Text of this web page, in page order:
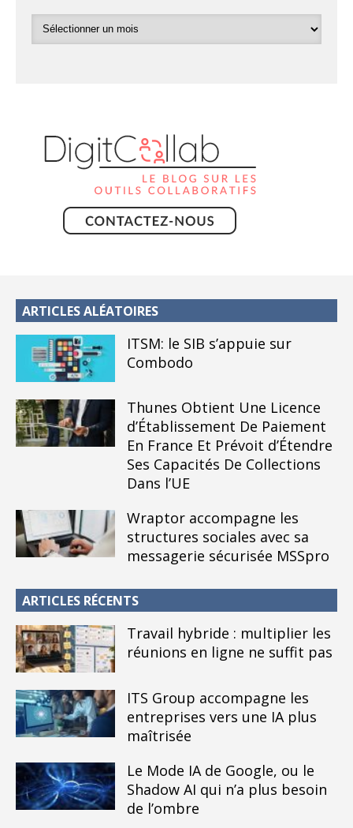
ARTICLES ALÉATOIRES
ITSM: le SIB s’appuie sur
Combodo
Thunes Obtient Une Licence
d’Établissement De Paiement
En France Et Prévoit d’Étendre
Ses Capacités De Collections
Dans l’UE
Wraptor accompagne les
structures sociales avec sa
messagerie sécurisée MSSpro
ARTICLES RÉCENTS
Travail hybride : multiplier les
réunions en ligne ne suffit pas
ITS Group accompagne les
entreprises vers une IA plus
maîtrisée
Le Mode IA de Google, ou le
Shadow AI qui n’a plus besoin
de l’ombre